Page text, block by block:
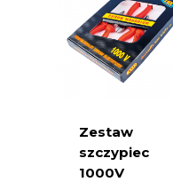
Zestaw
szczypiec
1000V